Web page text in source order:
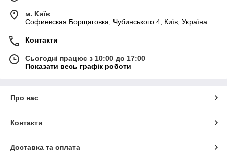
м. Київ
Софиевская Борщаговка, Чубинського 4, Київ, Україна
Контакти
Сьогодні працює з 10:00 до 17:00
Показати весь графік роботи
Про нас
Контакти
Доставка та оплата